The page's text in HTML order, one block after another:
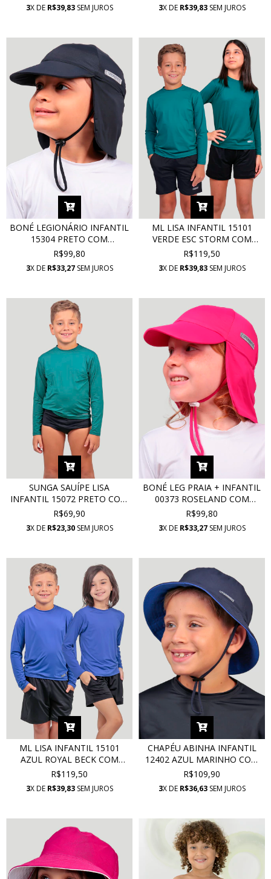
3X DE R$39,83SEM JUROS 3X DE R$39,83SEM JUROS
BONÉ LEGIONÁRIO INFANTIL
15304 PRETO COM
PROTEÇÃO UV
R$99,80
3X DE R$33,27SEM JUROS
ML LISA INFANTIL 15101
VERDE ESC STORM COM
PROTEÇÃO UV
R$119,50
3X DE R$39,83SEM JUROS
SUNGA SAUÍPE LISA
INFANTIL 15072 PRETO COM
PROTEÇÃO UV
R$69,90
3X DE R$23,30SEM JUROS
BONÉ LEG PRAIA + INFANTIL
00373 ROSELAND COM
PROTEÇÃO UV
R$99,80
3X DE R$33,27SEM JUROS
ML LISA INFANTIL 15101
AZUL ROYAL BECK COM
PROTEÇÃO UV
R$119,50
3X DE R$39,83SEM JUROS
CHAPÉU ABINHA INFANTIL
12402 AZUL MARINHO COM
PROTEÇÃO UV
R$109,90
3X DE R$36,63SEM JUROS